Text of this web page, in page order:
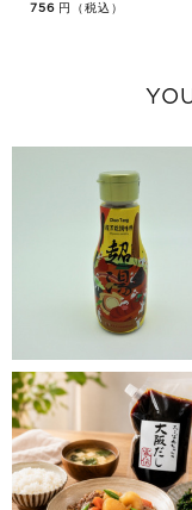
756 円（税込）